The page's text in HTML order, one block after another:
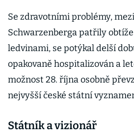
Se zdravotními problémy,
Schwarzenberga patřily
ledvinami, se potýkal delší
opakovaně hospitalizován a
možnost 28. října osobně
nejvyšší české státní
Státník a vizionář